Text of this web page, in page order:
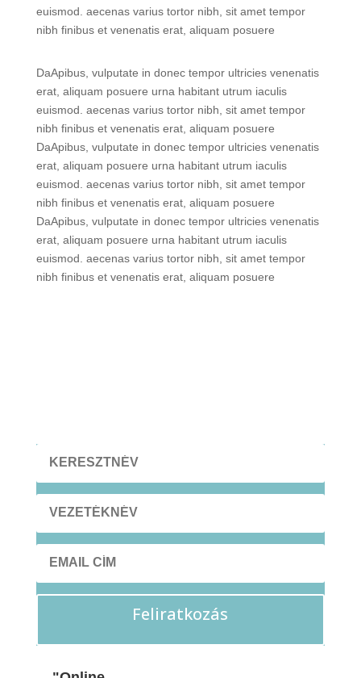
euismod. aecenas varius tortor nibh, sit amet tempor
nibh finibus et venenatis erat, aliquam posuere
DaApibus, vulputate in donec tempor ultricies venenatis
erat, aliquam posuere urna habitant utrum iaculis
euismod. aecenas varius tortor nibh, sit amet tempor
nibh finibus et venenatis erat, aliquam posuere
DaApibus, vulputate in donec tempor ultricies venenatis
erat, aliquam posuere urna habitant utrum iaculis
euismod. aecenas varius tortor nibh, sit amet tempor
nibh finibus et venenatis erat, aliquam posuere
DaApibus, vulputate in donec tempor ultricies venenatis
erat, aliquam posuere urna habitant utrum iaculis
euismod. aecenas varius tortor nibh, sit amet tempor
nibh finibus et venenatis erat, aliquam posuere
Feliratkozás